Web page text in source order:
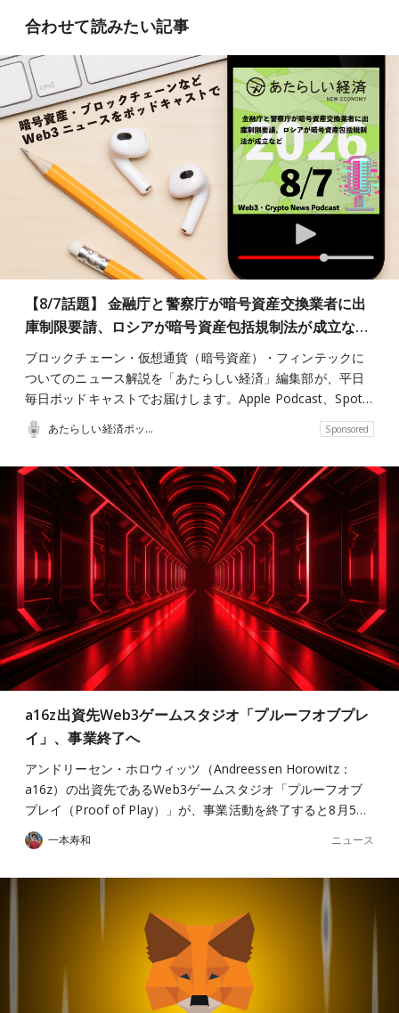
合わせて読みたい記事
【8/7話題】 金融庁と警察庁が暗号資産交換業者に出
庫制限要請、ロシアが暗号資産包括規制法が成立な…
ブロックチェーン・仮想通貨（暗号資産）・フィンテックに
ついてのニュース解説を「あたらしい経済」編集部が、平日
毎日ポッドキャストでお届けします。Apple Podcast、Spot…
あたらしい経済ポッドキャスト Sponsored
a16z出資先Web3ゲームスタジオ「プルーフオブプレ
イ」、事業終了へ
アンドリーセン・ホロウィッツ（Andreessen Horowitz：
a16z）の出資先であるWeb3ゲームスタジオ「プルーフオブ
プレイ（Proof of Play）」が、事業活動を終了すると8月5…
一本寿和 ニュース